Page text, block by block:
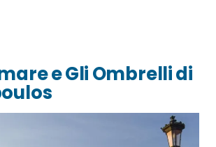
e Gli Ombrelli di